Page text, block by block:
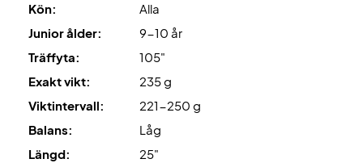
Kön:
Alla
Junior ålder:
9-10 år
Träffyta:
105"
Exakt vikt:
235 g
Viktintervall:
221-250 g
Balans:
Låg
Längd:
25"